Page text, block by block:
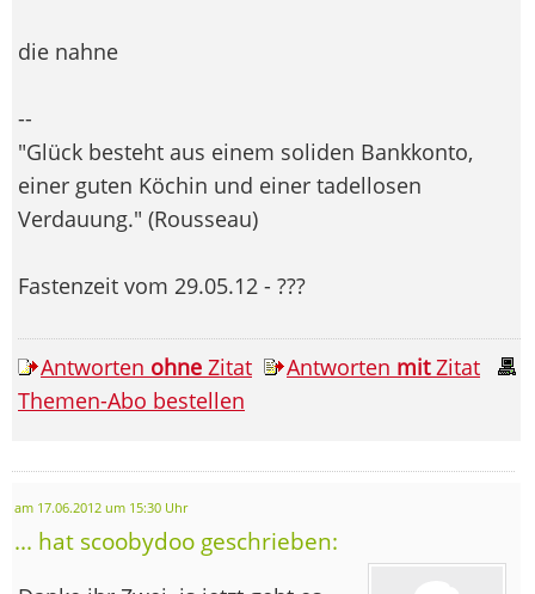
die nahne
--
"Glück besteht aus einem soliden Bankkonto,
einer guten Köchin und einer tadellosen
Verdauung." (Rousseau)
Fastenzeit vom 29.05.12 - ???
Antworten ohne Zitat Antworten mitZitat
Themen-Abo bestellen
am 17.06.2012 um 15:30 Uhr
... hat scoobydoo geschrieben: